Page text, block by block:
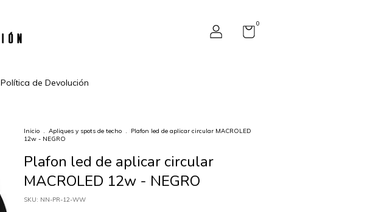
0
Política de Devolución
Inicio . Apliques y spots de techo .
Plafon led de aplicar circular MACROLED
12w - NEGRO
Plafon led de aplicar circular
MACROLED 12w - NEGRO
SKU: NN-PR-12-WW